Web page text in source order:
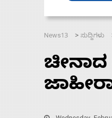
ಮೂಲಕ 60
News13 > ಸುದ್ದಿಗಳು